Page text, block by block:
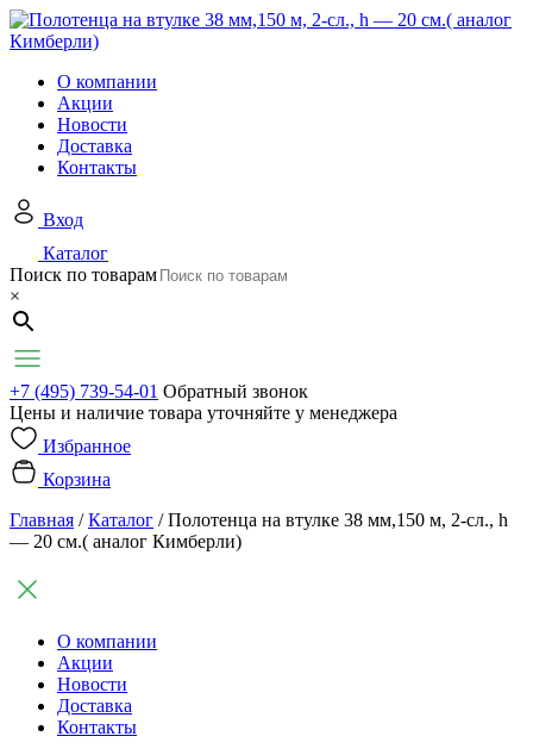
О компании
Акции
Новости
Доставка
Контакты
Вход
Каталог
Поиск по товарам
×
+7 (495) 739-54-01 Обратный звонок
Цены и наличие товара уточняйте у менеджера
Избранное
Корзина
Главная /Каталог /Полотенца на втулке 38 мм,150 м, 2-сл., h
— 20 см.( аналог Кимберли)
О компании
Акции
Новости
Доставка
Контакты